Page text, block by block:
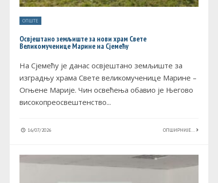
ОПШТЕ
Освјештано земљиште за нови храм Свете
Великомученице Марине на Сјемећу
На Сјемећу је данас освјештано земљиште за
изградњу храма Свете великомученице Марине –
Огњене Марије. Чин освећења обавио је Његово
високопреосвештенство...
16/07/2026 ОПШИРНИЈЕ...